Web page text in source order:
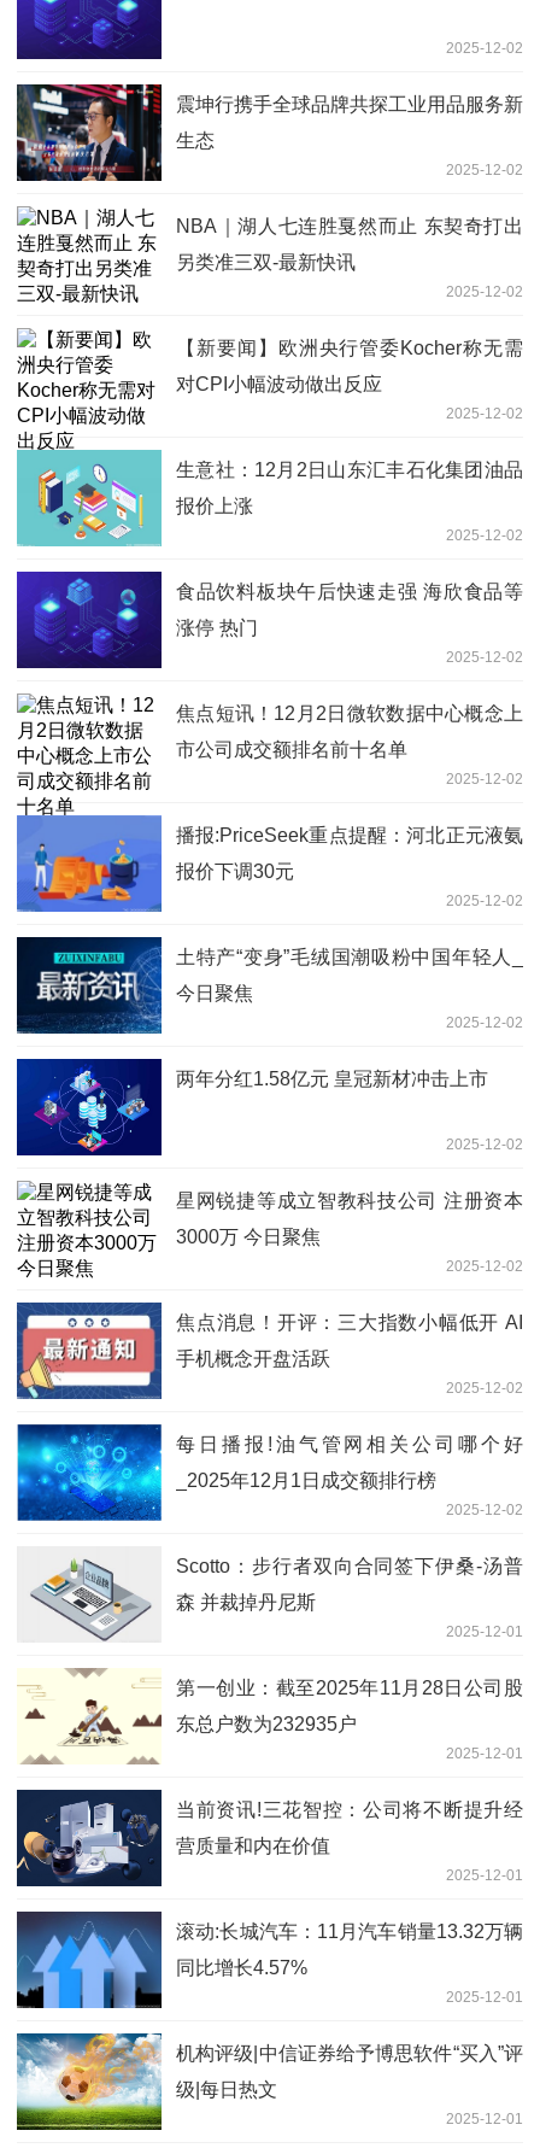
2025-12-02
震坤行携手全球品牌共探工业用品服务新
生态
2025-12-02
NBA｜湖人七连胜戛然而止 东契奇打出
另类准三双-最新快讯
2025-12-02
【新要闻】欧洲央行管委Kocher称无需
对CPI小幅波动做出反应
2025-12-02
生意社：12月2日山东汇丰石化集团油品
报价上涨
2025-12-02
食品饮料板块午后快速走强 海欣食品等
涨停 热门
2025-12-02
焦点短讯！12月2日微软数据中心概念上
市公司成交额排名前十名单
2025-12-02
播报:PriceSeek重点提醒：河北正元液氨
报价下调30元
2025-12-02
土特产“变身”毛绒国潮吸粉中国年轻人_
今日聚焦
2025-12-02
两年分红1.58亿元 皇冠新材冲击上市
2025-12-02
星网锐捷等成立智教科技公司 注册资本
3000万 今日聚焦
2025-12-02
焦点消息！开评：三大指数小幅低开 AI
手机概念开盘活跃
2025-12-02
每日播报!油气管网相关公司哪个好
_2025年12月1日成交额排行榜
2025-12-02
Scotto：步行者双向合同签下伊桑-汤普
森 并裁掉丹尼斯
2025-12-01
第一创业：截至2025年11月28日公司股
东总户数为232935户
2025-12-01
当前资讯!三花智控：公司将不断提升经
营质量和内在价值
2025-12-01
滚动:长城汽车：11月汽车销量13.32万辆
同比增长4.57%
2025-12-01
机构评级|中信证券给予博思软件“买入”评
级|每日热文
2025-12-01